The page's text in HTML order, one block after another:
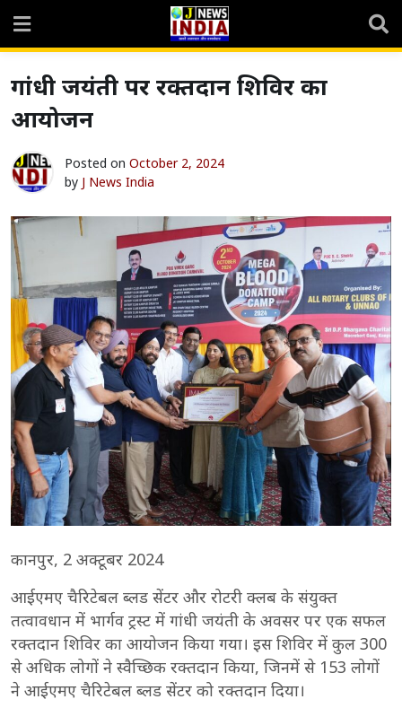
content
गांधी जयंती पर रक्तदान शिविर का
आयोजन
Posted on October 2, 2024
by J News India
कानपुर, 2 अक्टूबर 2024
आईएमए चैरिटेबल ब्लड सेंटर और रोटरी क्लब के संयुक्त
तत्वावधान में भार्गव ट्रस्ट में गांधी जयंती के अवसर पर एक सफल
रक्तदान शिविर का आयोजन किया गया। इस शिविर में कुल 300
से अधिक लोगों ने स्वैच्छिक रक्तदान किया, जिनमें से 153 लोगों
ने आईएमए चैरिटेबल ब्लड सेंटर को रक्तदान दिया।